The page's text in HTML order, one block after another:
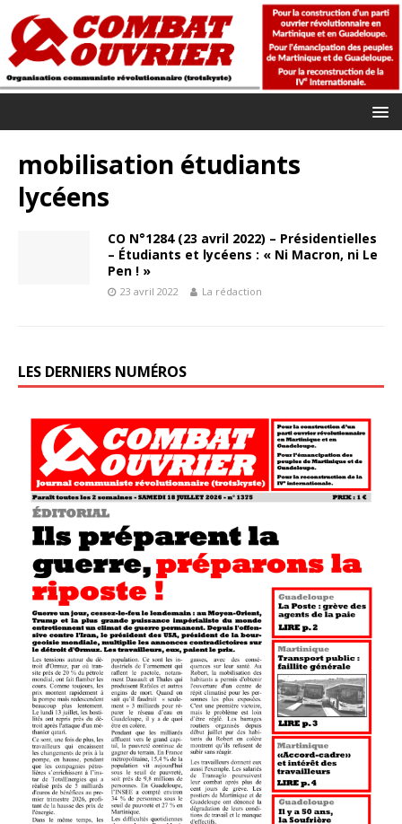
mobilisation étudiants
lycéens
CO N°1284 (23 avril 2022) – Présidentielles
– Étudiants et lycéens : « Ni Macron, ni Le
Pen ! »
23 avril 2022 La rédaction
LES DERNIERS NUMÉROS